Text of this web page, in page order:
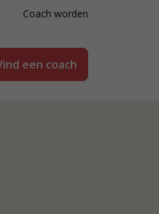
Coach worden
een coach